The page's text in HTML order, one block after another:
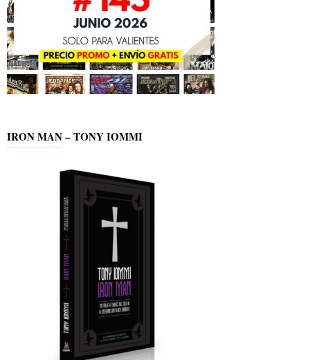
IRON MAN – TONY IOMMI